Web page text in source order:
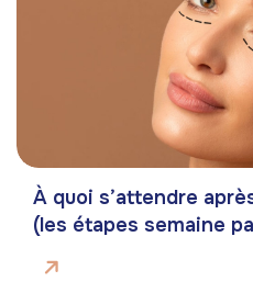
À quoi s’attendre
(les étapes semaine